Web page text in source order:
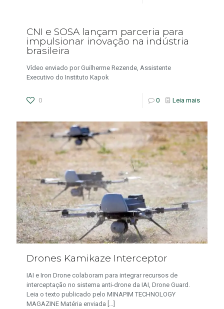
CNI e SOSA lançam parceria para
impulsionar inovação na indústria
brasileira
Vídeo enviado por Guilherme Rezende, Assistente
Executivo do Instituto Kapok
0 0 Leia mais
Drones Kamikaze Interceptor
IAI e Iron Drone colaboram para integrar recursos de
interceptação no sistema anti-drone da IAI, Drone Guard.
Leia o texto publicado pelo MINAPIM TECHNOLOGY
MAGAZINE Matéria enviada […]